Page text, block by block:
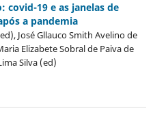
covid-19 e as janelas de
a pandemia
José Gllauco Smith Avelino de
Elizabete Sobral de Paiva de
Silva (ed)